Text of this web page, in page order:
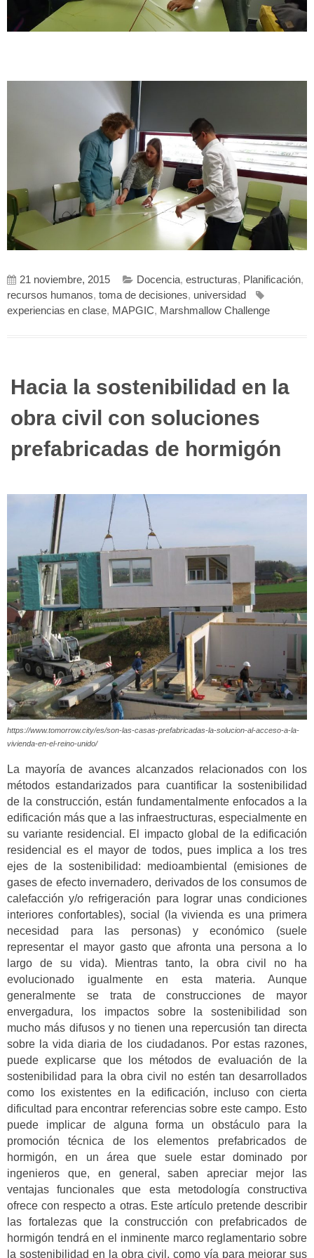
21 noviembre, 2015 Docencia, estructuras, Planificación,
recursos humanos, toma de decisiones, universidad
experiencias en clase, MAPGIC, Marshmallow Challenge
Hacia la sostenibilidad en la
obra civil con soluciones
prefabricadas de hormigón
https://www.tomorrow.city/es/son-las-casas-prefabricadas-la-solucion-al-acceso-a-la-
vivienda-en-el-reino-unido/
La mayoría de avances alcanzados relacionados con los
métodos estandarizados para cuantificar la sostenibilidad
de la construcción, están fundamentalmente enfocados a la
edificación más que a las infraestructuras, especialmente en
su variante residencial. El impacto global de la edificación
residencial es el mayor de todos, pues implica a los tres
ejes de la sostenibilidad: medioambiental (emisiones de
gases de efecto invernadero, derivados de los consumos de
calefacción y/o refrigeración para lograr unas condiciones
interiores confortables), social (la vivienda es una primera
necesidad para las personas) y económico (suele
representar el mayor gasto que afronta una persona a lo
largo de su vida). Mientras tanto, la obra civil no ha
evolucionado igualmente en esta materia. Aunque
generalmente se trata de construcciones de mayor
envergadura, los impactos sobre la sostenibilidad son
mucho más difusos y no tienen una repercusión tan directa
sobre la vida diaria de los ciudadanos. Por estas razones,
puede explicarse que los métodos de evaluación de la
sostenibilidad para la obra civil no estén tan desarrollados
como los existentes en la edificación, incluso con cierta
dificultad para encontrar referencias sobre este campo. Esto
puede implicar de alguna forma un obstáculo para la
promoción técnica de los elementos prefabricados de
hormigón, en un área que suele estar dominado por
ingenieros que, en general, saben apreciar mejor las
ventajas funcionales que esta metodología constructiva
ofrece con respecto a otras. Este artículo pretende describir
las fortalezas que la construcción con prefabricados de
hormigón tendrá en el inminente marco reglamentario sobre
la sostenibilidad en la obra civil, como vía para mejorar sus